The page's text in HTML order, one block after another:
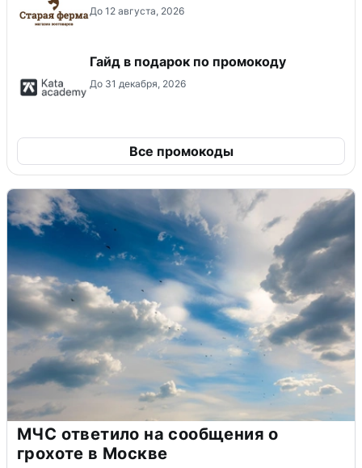
До 12 августа, 2026
Гайд в подарок по промокоду
До 31 декабря, 2026
Все промокоды
МЧС ответило на сообщения о
грохоте в Москве